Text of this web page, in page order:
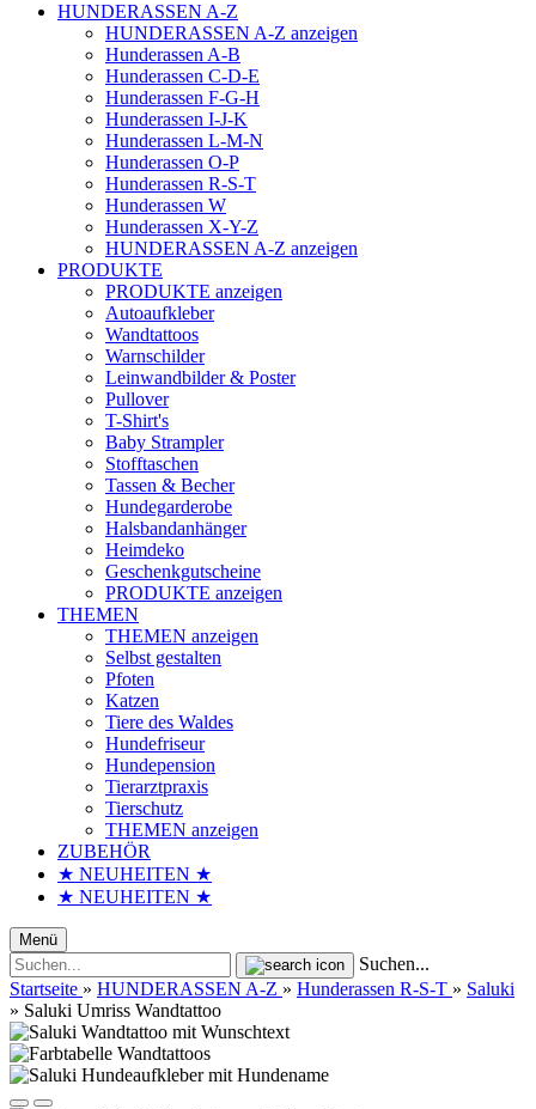
HUNDERASSEN A-Z
HUNDERASSEN A-Z anzeigen
Hunderassen A-B
Hunderassen C-D-E
Hunderassen F-G-H
Hunderassen I-J-K
Hunderassen L-M-N
Hunderassen O-P
Hunderassen R-S-T
Hunderassen W
Hunderassen X-Y-Z
HUNDERASSEN A-Z anzeigen
PRODUKTE
PRODUKTE anzeigen
Autoaufkleber
Wandtattoos
Warnschilder
Leinwandbilder & Poster
Pullover
T-Shirt's
Baby Strampler
Stofftaschen
Tassen & Becher
Hundegarderobe
Halsbandanhänger
Heimdeko
Geschenkgutscheine
PRODUKTE anzeigen
THEMEN
THEMEN anzeigen
Selbst gestalten
Pfoten
Katzen
Tiere des Waldes
Hundefriseur
Hundepension
Tierarztpraxis
Tierschutz
THEMEN anzeigen
ZUBEHÖR
★ NEUHEITEN ★
★ NEUHEITEN ★
Menü
Suchen...
Startseite » HUNDERASSEN A-Z » Hunderassen R-S-T » Saluki
» Saluki Umriss Wandtattoo